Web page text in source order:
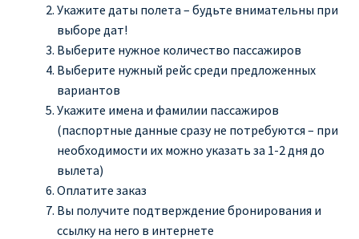
Укажите даты полета – будьте внимательны при
выборе дат!
Выберите нужное количество пассажиров
Выберите нужный рейс среди предложенных
вариантов
Укажите имена и фамилии пассажиров
(паспортные данные сразу не потребуются – при
необходимости их можно указать за 1-2 дня до
вылета)
Оплатите заказ
Вы получите подтверждение бронирования и
ссылку на него в интернете